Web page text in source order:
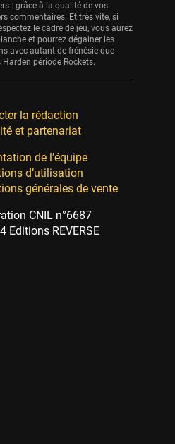
Toronto Raptors
18 sessions
REVERSE
11 sessions
: grâce à la qualité de vos
commentaires. Et très vite, si
le cadre de jeu, vous aurez
et pourrez dégainer les
avec autant de frénésie que
période Rockets.
la rédaction
et partenariat
de l’équipe
d’utilisation
générales de vente
CNIL n°6687
Editions REVERSE